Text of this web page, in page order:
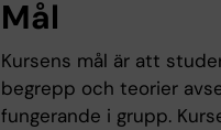
Mål
Kursens mål är att
begrepp och teorier
fungerande i grupp.